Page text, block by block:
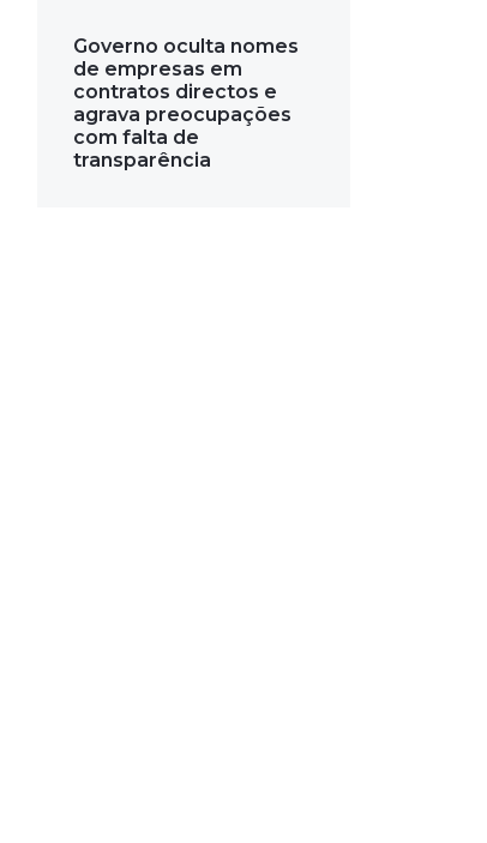
Governo oculta nomes
de empresas em
contratos directos e
agrava preocupações
com falta de
transparência